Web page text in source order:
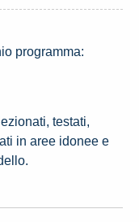
programma:
testati,
in aree idonee e